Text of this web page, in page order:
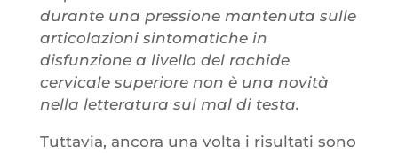
durante una pressione mantenuta sulle
articolazioni sintomatiche in
disfunzione a livello del rachide
cervicale superiore non è una novità
nella letteratura sul mal di testa.
Tuttavia, ancora una volta i risultati sono